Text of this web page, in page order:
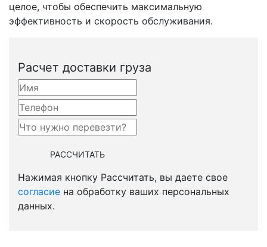
целое, чтобы обеспечить максимальную
эффективность и скорость обслуживания.
Расчет доставки груза
Нажимая кнопку Рассчитать, вы даете свое
согласие на обработку ваших персональных
данных.